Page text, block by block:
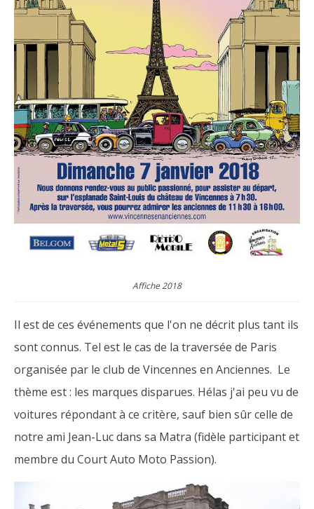
Affiche 2018
Il est de ces événements que l'on ne décrit plus tant ils
sont connus. Tel est le cas de la traversée de Paris
organisée par le club de Vincennes en Anciennes. Le
thème est : les marques disparues. Hélas j'ai peu vu de
voitures répondant à ce critère, sauf bien sûr celle de
notre ami Jean-Luc dans sa Matra (fidèle participant et
membre du Court Auto Moto Passion).